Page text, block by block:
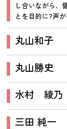
し合いながら、
とを目的に?声
丸山和子
丸山勝史
水村 綾乃
三田 純一